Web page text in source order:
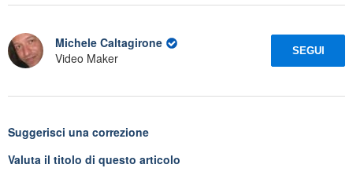
Michele Caltagirone
Video Maker
SEGUI
Suggerisci una correzione
Valuta il titolo di questo articolo